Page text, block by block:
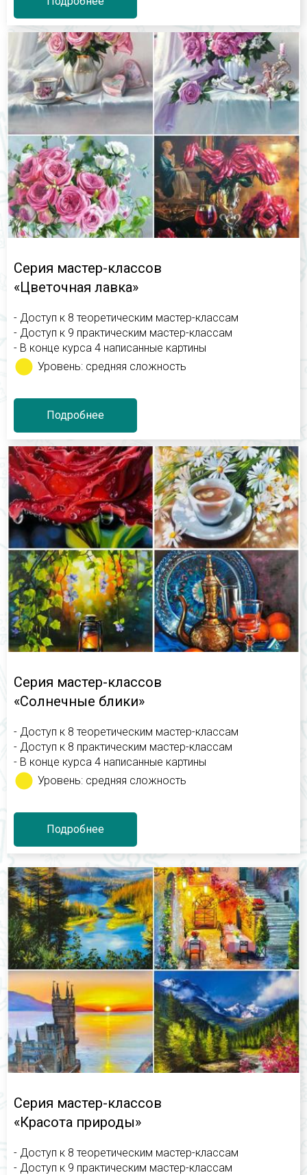
Серия мастер-классов
«Цветочная лавка»
- Доступ к 8 теоретическим мастер-классам
- Доступ к 9 практическим мастер-классам
- В конце курса 4 написанные картины
Уровень: средняя сложность
Подробнее
Серия мастер-классов
«Солнечные блики»
- Доступ к 8 теоретическим мастер-классам
- Доступ к 8 практическим мастер-классам
- В конце курса 4 написанные картины
Уровень: средняя сложность
Подробнее
Серия мастер-классов
«Красота природы»
- Доступ к 8 теоретическим мастер-классам
- Доступ к 9 практическим мастер-классам